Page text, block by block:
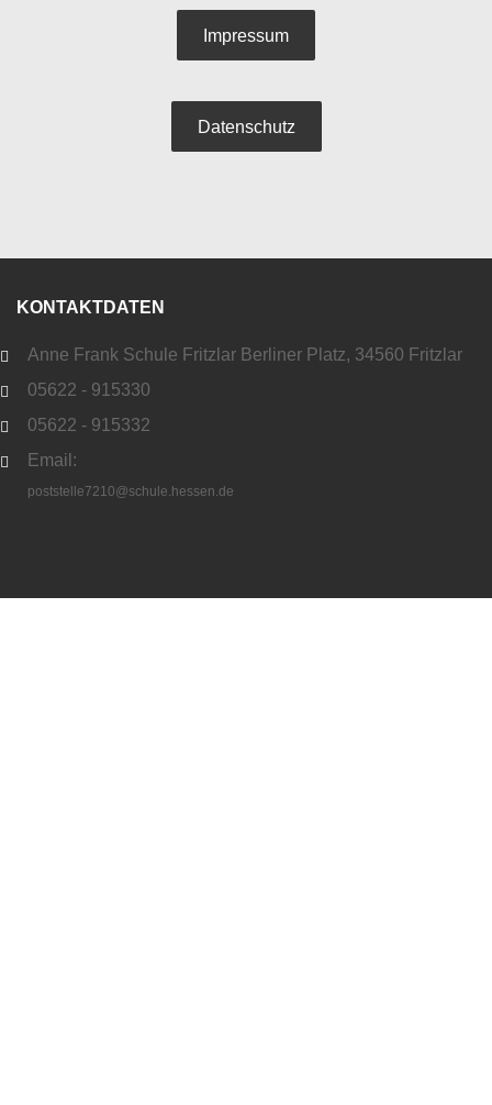
Impressum
Datenschutz
KONTAKTDATEN
Anne Frank Schule Fritzlar Berliner Platz, 34560 Fritzlar
05622 - 915330
05622 - 915332
Email:
poststelle7210@schule.hessen.de